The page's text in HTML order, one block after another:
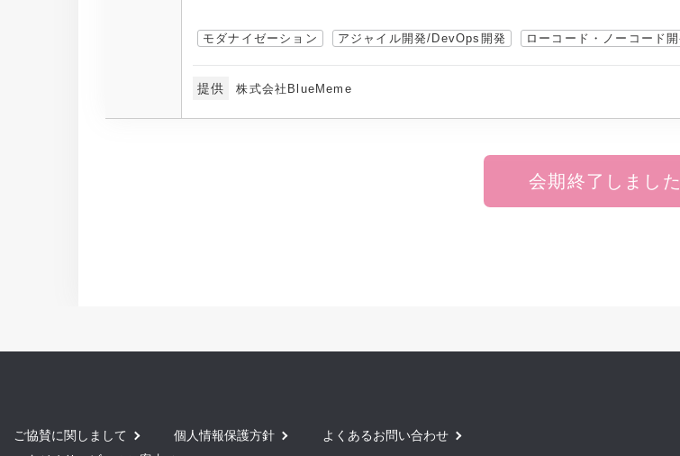
モダナイゼーション アジャイル開発/DevOps開発 ローコード・ノーコード開
提供 株式会社BlueMeme
会期終了しました
ご協賛に関しまして 個人情報保護方針
よくあるお問い合わせ